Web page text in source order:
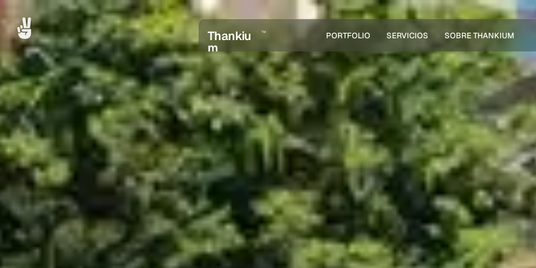
Thankiu
m
TM PORTFOLIO SERVICIOS SOBRE THANKIUM